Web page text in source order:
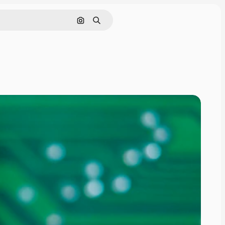
通過圖像搜索
搜尋